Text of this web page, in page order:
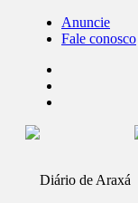
Anuncie
Fale conosco